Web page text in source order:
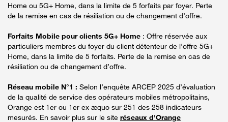
Home ou 5G+ Home, dans la limite de 5 forfaits par foyer. Perte
de la remise en cas de résiliation ou de changement d’offre.
Forfaits Mobile pour clients 5G+ Home : Offre réservée aux
particuliers membres du foyer du client détenteur de l'offre 5G+
Home, dans la limite de 5 forfaits. Perte de la remise en cas de
résiliation ou de changement d’offre.
Réseau mobile N°1 : Selon l’enquête ARCEP 2025 d’évaluation
de la qualité de service des opérateurs mobiles métropolitains,
Orange est 1er ou 1er ex æquo sur 251 des 258 indicateurs
mesurés. En savoir plus sur le site réseaux d'Orange